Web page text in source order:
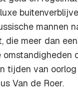
mannen
die meer dan
tijden van
Van de Roer.